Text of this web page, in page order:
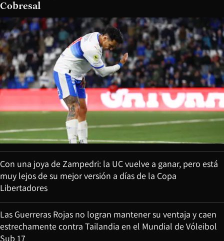
Cobresal
Con una joya de Zampedri: la UC vuelve a ganar, pero está
muy lejos de su mejor versión a días de la Copa
Libertadores
Las Guerreras Rojas no logran mantener su ventaja y caen
estrechamente contra Tailandia en el Mundial de Vóleibol
Sub 17